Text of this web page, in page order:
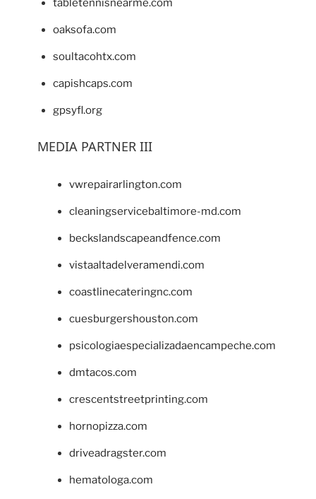
tabletennisnearme.com
oaksofa.com
soultacohtx.com
capishcaps.com
gpsyfl.org
MEDIA PARTNER III
vwrepairarlington.com
cleaningservicebaltimore-md.com
beckslandscapeandfence.com
vistaaltadelveramendi.com
coastlinecateringnc.com
cuesburgershouston.com
psicologiaespecializadaencampeche.com
dmtacos.com
crescentstreetprinting.com
hornopizza.com
driveadragster.com
hematologa.com